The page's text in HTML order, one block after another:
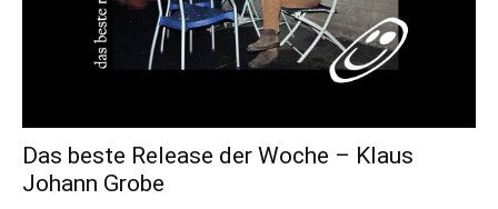
Das beste Release der Woche – Klaus
Johann Grobe